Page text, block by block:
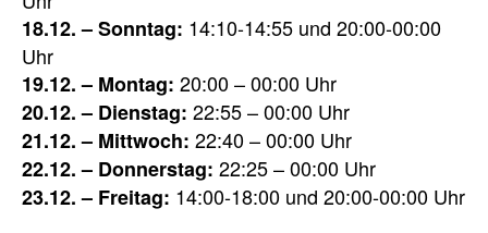
18.12. – Sonntag: 14:10-14:55 und 20:00-00:00
Uhr
19.12. – Montag: 20:00 – 00:00 Uhr
20.12. – Dienstag: 22:55 – 00:00 Uhr
21.12. – Mittwoch: 22:40 – 00:00 Uhr
22.12. – Donnerstag: 22:25 – 00:00 Uhr
23.12. – Freitag: 14:00-18:00 und 20:00-00:00 Uhr